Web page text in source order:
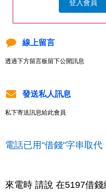
登入會員
線上留言
透過下方留言板留下公開訊息
發送私人訊息
私下寄送訊息給此會員
電話已用"借錢"字串取代
來電時 請說 在5197借錢